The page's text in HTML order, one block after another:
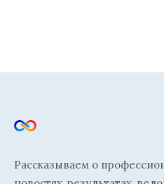
Рассказываем о